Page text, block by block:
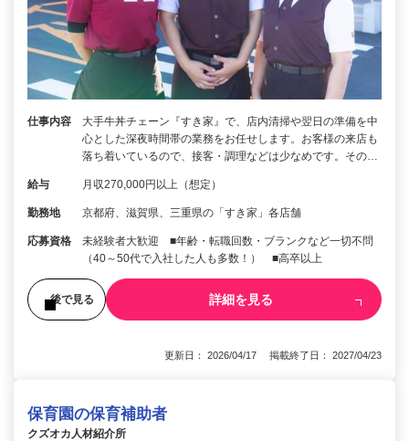
仕事内容
大手牛丼チェーン『すき家』で、店内清掃や翌日の準備を中
心とした深夜時間帯の業務をお任せします。お客様の来店も
落ち着いているので、接客・調理などは少なめです。その…
給与 月収270,000円以上（想定）
勤務地 京都府、滋賀県、三重県の「すき家」各店舗
応募資格
未経験者大歓迎 ■年齢・転職回数・ブランクなど一切不問
（40～50代で入社した人も多数！） ■高卒以上
後で見る 詳細を見る
更新日： 2026/04/17 掲載終了日： 2027/04/23
保育園の保育補助者
クズオカ人材紹介所